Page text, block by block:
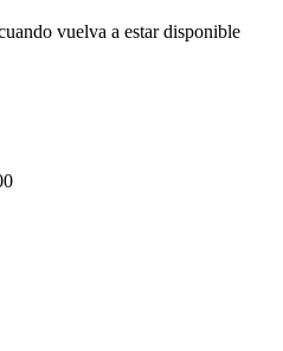
vuelva a estar disponible